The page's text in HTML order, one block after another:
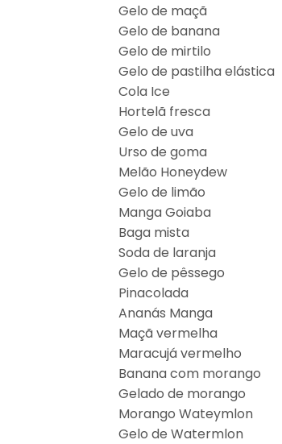
Gelo de maçã
Gelo de banana
Gelo de mirtilo
Gelo de pastilha elástica
Cola Ice
Hortelã fresca
Gelo de uva
Urso de goma
Melão Honeydew
Gelo de limão
Manga Goiaba
Baga mista
Soda de laranja
Gelo de pêssego
Pinacolada
Ananás Manga
Maçã vermelha
Maracujá vermelho
Banana com morango
Gelado de morango
Morango Wateymlon
Gelo de Watermlon